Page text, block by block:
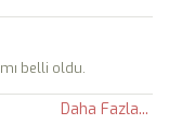
belli oldu.
Daha Fazla...